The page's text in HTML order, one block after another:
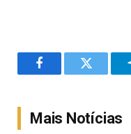
FacebookTwitter
Mais Notícias